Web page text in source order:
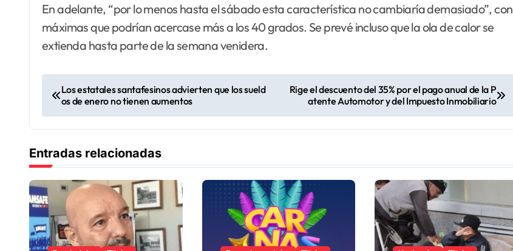
En adelante, “por lo menos hasta el sábado esta característica no cambiaría demasiado”, con
máximas que podrían acercase más a los 40 grados. Se prevé incluso que la ola de calor se
extienda hasta parte de la semana venidera.
N
a
v
e
g
a
c
Los estatales santafesinos advierten que los sueld
os de enero no tienen aumentos
Rige el descuento del 35% por el pago anual de la P
atente Automotor y del Impuesto Inmobiliario
Entradas relacionadas